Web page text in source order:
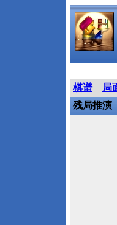
棋谱 局
残局推演